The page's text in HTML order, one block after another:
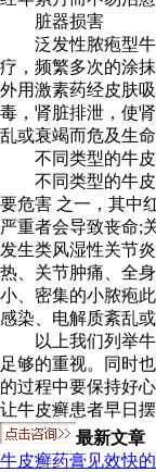
脏器损害
泛发性脓疱型牛
疗，频繁多次的涂
外用激素药经皮肤
毒，肾脏排泄，使
乱或衰竭而危及生命
不同类型的牛皮
不同类型的牛皮
要危害 之一，其中
严重者会导致丧命;
发生类风湿性关节
热、关节肿痛、全
小、密集的小脓疱
感染、电解质紊乱
以上我们列举牛
足够的重视。同时
的过程中要保持好
让牛皮癣患者早日
最新文章
牛皮癣药膏见效快